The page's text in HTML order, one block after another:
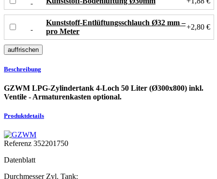
Kunststoff-Entlüftungsschlauch Ø32 mm –
pro Meter
+2,80 €
Beschreibung
GZWM LPG-Zylindertank 4-Loch 50 Liter (Ø300x800) inkl.
Ventile - Armaturenkasten optional.
Produktdetails
Referenz 352201750
Datenblatt
Durchmesser Zyl. Tank: